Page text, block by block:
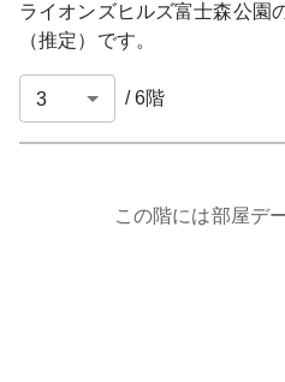
ライオンズヒルズ富士森公園
（推定）です。
/6階
この階には部屋デ